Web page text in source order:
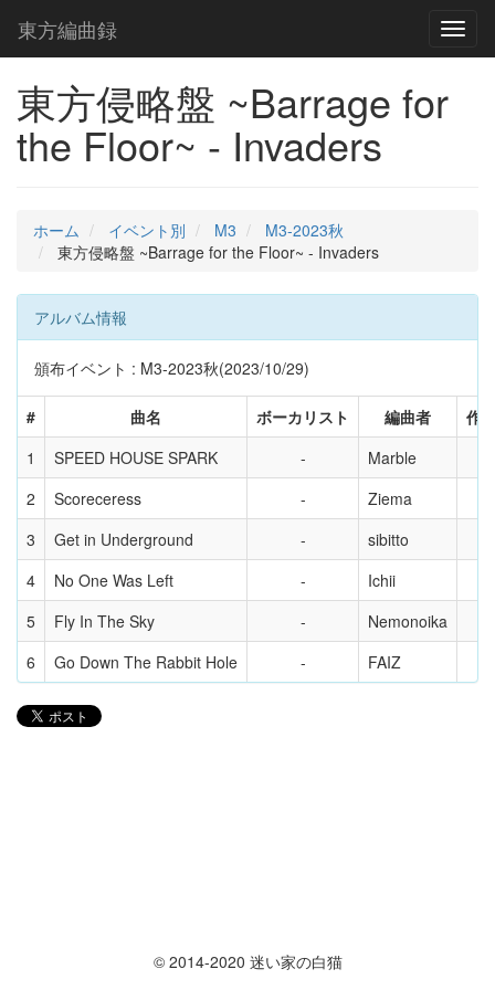
東方編曲録
東方侵略盤 ~Barrage for
the Floor~ - Invaders
ホーム イベント別 M3
M3-2023秋
東方侵略盤 ~Barrage for the Floor~ - Invaders
アルバム情報
頒布イベント : M3-2023秋(2023/10/29)
# 曲名 ボーカリスト 編曲者
作
1
SPEED HOUSE SPARK
Marble
2
Scoreceress
Ziema
3
Get in Underground
sibitto
4
No One Was Left
Ichii
5
Fly In The Sky
Nemonoika
6
Go Down The Rabbit Hole FAIZ
© 2014-2020 迷い家の白猫